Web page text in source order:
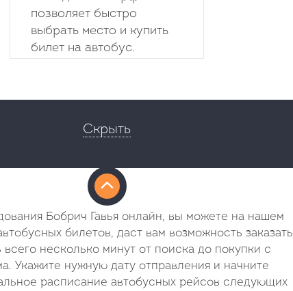
позволяет быстро
выбрать место и купить
билет на автобус.
Скрыть
Бобрич Гавья онлайн, вы можете на нашем
билетов, даст вам возможность заказать
всего несколько минут от поиска до покупки с
Укажите нужную дату отправления и начните
расписание автобусных рейсов следующих